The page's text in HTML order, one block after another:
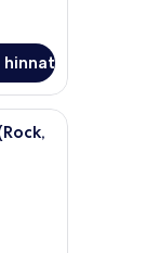
on suuri